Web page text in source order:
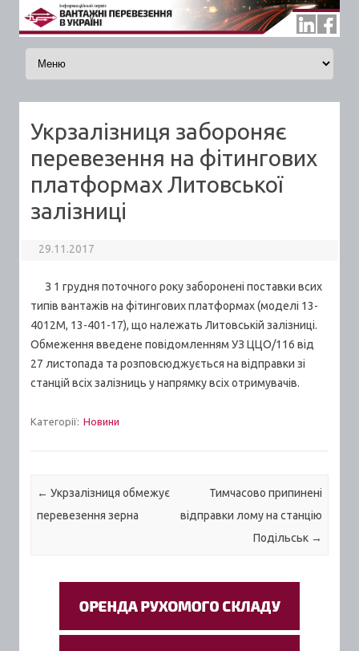
Skip to content
Укрзалізниця забороняє
перевезення на фітингових
платформах Литовської
залізниці
29.11.2017
З 1 грудня поточного року заборонені поставки всих
типів вантажів на фітингових платформах (моделі 13-
4012М, 13-401-17), що належать Литовській залізниці.
Обмеження введене повідомленням УЗ ЦЦО/116 від
27 листопада та розповсюджується на відправки зі
станцій всіх залізниць у напрямку всіх отримувачів.
Категорії: Новини
Post navigation
← Укрзалізниця обмежує
перевезення зерна
Тимчасово припинені
відправки лому на станцію
Подільськ →